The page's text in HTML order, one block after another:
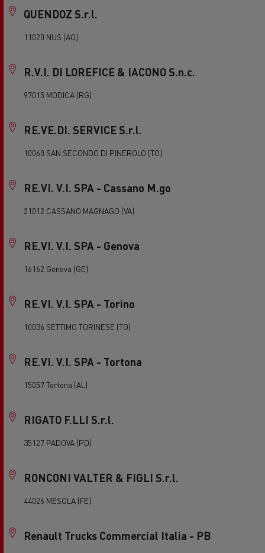
QUENDOZ S.r.l.
11020 NUS (AO)
R.V.I. DI LOREFICE & IACONO S.n.c.
97015 MODICA (RG)
RE.VE.DI. SERVICE S.r.l.
10060 SAN SECONDO DI PINEROLO (TO)
RE.VI. V.I. SPA - Cassano M.go
21012 CASSANO MAGNAGO (VA)
RE.VI. V.I. SPA - Genova
16162 Genova (GE)
RE.VI. V.I. SPA - Torino
10036 SETTIMO TORINESE (TO)
RE.VI. V.I. SPA - Tortona
15057 Tortona (AL)
RIGATO F.LLI S.r.l.
35127 PADOVA (PD)
RONCONI VALTER & FIGLI S.r.l.
44026 MESOLA (FE)
Renault Trucks Commercial Italia - PB